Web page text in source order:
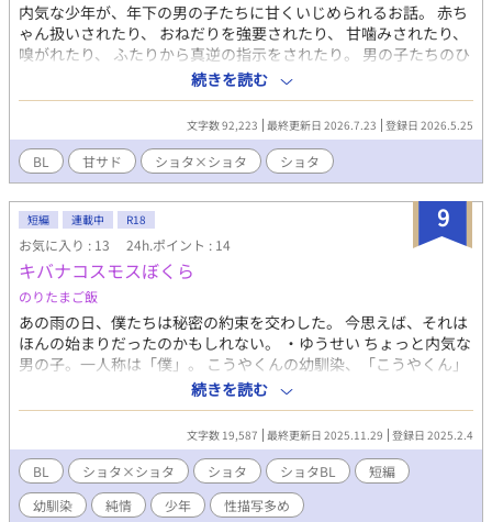
内気な少年が、年下の男の子たちに甘くいじめられるお話。 赤ち
ゃん扱いされたり、 おねだりを強要されたり、 甘噛みされたり、
嗅がれたり、 ふたりから真逆の指示をされたり。 男の子たちのひ
たすらに甘くて、ちょびっとだけいじわるな日常。 【登場人物】
〇内沢 ほむら 内気な中学二年生。 えっちなことに興味津々の男
の子。 優しくいじめられたり、甘くいじわるされるのを好む。 後
輩たちに悶々とさせられる日々を過ごしている。 男の子同士での
えっちのやり方を知っている。 〇雨野 のん（ノノ） ぽわぽわでふ
わふわな一年生。 ほむらと付き合っている男の子。 ほむらのこと
が大好きで甘えているが、えっちなことは苦手。 天然の甘サド
で、無邪気にほむらをいじめがち。 男の子同士でえっちなことは
できないと思っている。 〇周防 しゅう（シュシュ） 淑やかで凛と
した一年生。 ノノの友達であり、ほむらとも面識がある男の子。
ふたりの仲を見守っているが、ほむらにちょっかいは出す。 全部
理解した上でほむらにいじわるをする甘サド。 男の子同士でのえ
っちのやり方を熟知している。
続きを読む
文字数 92,223 最終更新日 2026.7.23 登録日 2026.5.25
BL 甘サド ショタ×ショタ ショタ
9
短編 連載中 R18
お気に入り : 13 24h.ポイント : 14
キバナコスモスぼくら
のりたまご飯
あの雨の日、僕たちは秘密の約束を交わした。 今思えば、それは
ほんの始まりだったのかもしれない。 ・ゆうせい ちょっと内気な
男の子。一人称は「僕」。 こうやくんの幼馴染、「こうやくん」
と呼んでいる。 いつも振り回されている側だが、案外楽しいと思
っている。 ・こうや やんちゃで元気な男の子。一人称は「オレ」
ゆうせいくんの幼馴染。「ゆーせー」と呼んでいる。 とにかくい
たずらしたいお年頃。ゆうせいと一緒にいる時はもっと元気にな
る。 キバナコスモスの花言葉は「幼い恋心」です。 いい風呂の日
用に書いていたのSSをシリーズ化しました。 投稿主の書きたいシ
チュエーションをただ淡々と載せていきます。
続きを読む
文字数 19,587 最終更新日 2025.11.29 登録日 2025.2.4
BL ショタ×ショタ ショタ ショタBL
短編
幼馴染
純情 少年 性描写多め